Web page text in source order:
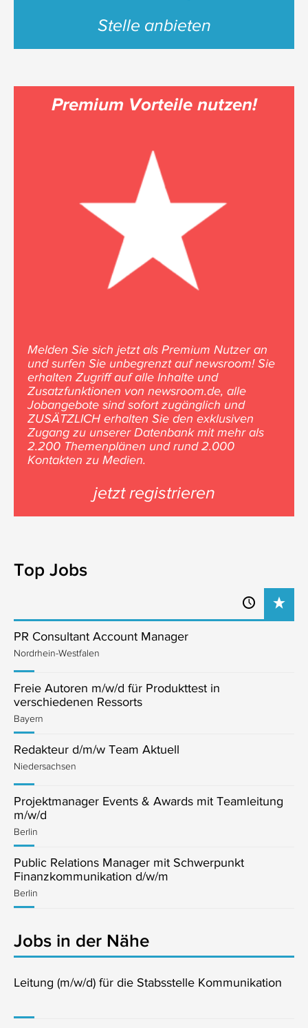
Stelle anbieten
Premium Vorteile nutzen!
Melden Sie sich jetzt als Premium Nutzer an
und surfen Sie unbegrenzt auf newsroom! Sie
erhalten Zugriff auf alle Inhalte und
Zusatzfunktionen von newsroom.de, alle
Jobangebote sind sofort zugänglich und
ZUSÄTZLICH erhalten Sie den exklusiven
Zugang zu unserer Datenbank mit mehr als
2.200 Themenplänen und rund 2.000
Kontakten zu Medien.
jetzt registrieren
Top Jobs
PR Consultant Account Manager
Nordrhein-Westfalen
Freie Autoren m/w/d für Produkttest in
verschiedenen Ressorts
Bayern
Redakteur d/m/w Team Aktuell
Niedersachsen
Projektmanager Events & Awards mit Teamleitung
m/w/d
Berlin
Public Relations Manager mit Schwerpunkt
Finanzkommunikation d/w/m
Berlin
Jobs in der Nähe
Leitung (m/w/d) für die Stabsstelle Kommunikation